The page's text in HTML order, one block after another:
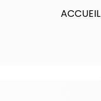
ACCUEIL